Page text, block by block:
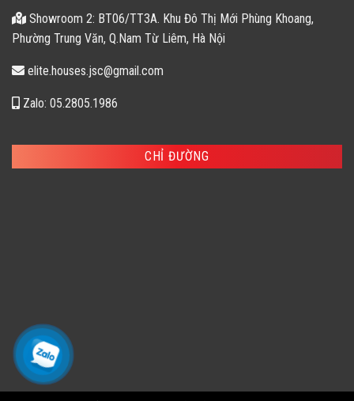
Showroom 2: BT06/TT3A. Khu Đô Thị Mới Phùng Khoang,
Phường Trung Văn, Q.Nam Từ Liêm, Hà Nội
elite.houses.jsc@gmail.com
Zalo: 05.2805.1986
CHỈ ĐƯỜNG